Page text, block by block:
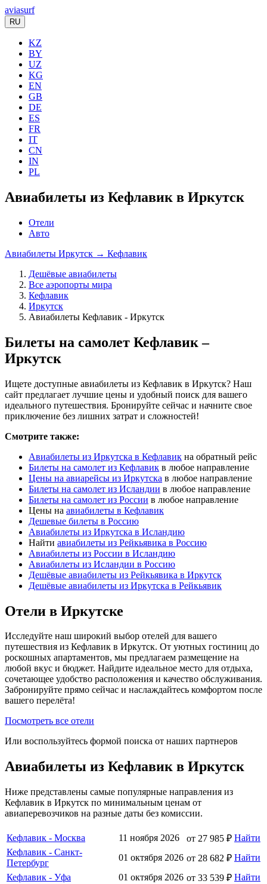
aviasurf
RU
KZ
BY
UZ
KG
EN
GB
DE
ES
FR
IT
CN
IN
PL
Авиабилеты из Кефлавик в Иркутск
Отели
Авто
Авиабилеты Иркутск → Кефлавик
Дешёвые авиабилеты
Все аэропорты мира
Кефлавик
Иркутск
Авиабилеты Кефлавик - Иркутск
Билеты на самолет Кефлавик –
Иркутск
Ищете доступные авиабилеты из Кефлавик в Иркутск? Наш
сайт предлагает лучшие цены и удобный поиск для вашего
идеального путешествия. Бронируйте сейчас и начните свое
приключение без лишних затрат и сложностей!
Смотрите также:
Авиабилеты из Иркутска в Кефлавик на обратный рейс
Билеты на самолет из Кефлавик в любое направление
Цены на авиарейсы из Иркутска в любое направление
Билеты на самолет из Исландии в любое направление
Билеты на самолет из России в любое направление
Цены на авиабилеты в Кефлавик
Дешевые билеты в Россию
Авиабилеты из Иркутска в Исландию
Найти авиабилеты из Рейкьявика в Россию
Авиабилеты из России в Исландию
Авиабилеты из Исландии в Россию
Дешёвые авиабилеты из Рейкьявика в Иркутск
Дешёвые авиабилеты из Иркутска в Рейкьявик
Отели в Иркутске
Исследуйте наш широкий выбор отелей для вашего
путешествия из Кефлавик в Иркутск. От уютных гостиниц до
роскошных апартаментов, мы предлагаем размещение на
любой вкус и бюджет. Найдите идеальное место для отдыха,
сочетающее удобство расположения и качество обслуживания.
Забронируйте прямо сейчас и наслаждайтесь комфортом после
вашего перелёта!
Посмотреть все отели
Или воспользуйтесь формой поиска от наших партнеров
Авиабилеты из Кефлавик в Иркутск
Ниже представлены самые популярные направления из
Кефлавик в Иркутск по минимальным ценам от
авиаперевозчиков на разные даты без комиссии.
Кефлавик - Москва 11 ноября 2026 от 27 985 ₽ Найти
Кефлавик - Санкт-
Петербург
01 октября 2026 от 28 682 ₽ Найти
Кефлавик - Уфа
01 октября 2026 от 33 539 ₽ Найти